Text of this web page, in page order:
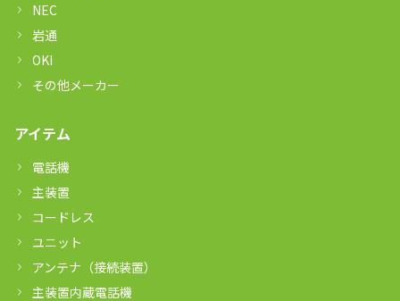
NEC
岩通
OKI
その他メーカー
アイテム
電話機
主装置
コードレス
ユニット
アンテナ（接続装置）
主装置内蔵電話機